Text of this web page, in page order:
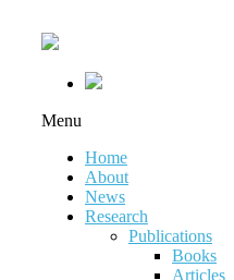
Menu
Home
About
News
Research
Publications
Books
Articles